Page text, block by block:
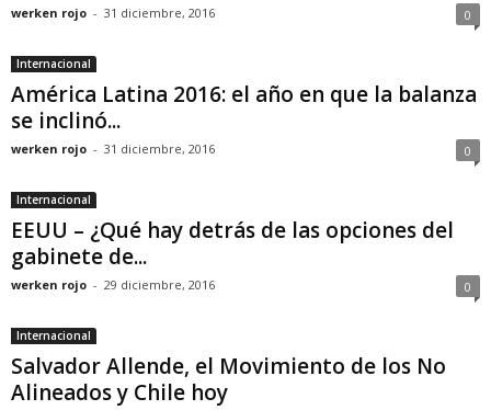
werken rojo - 31 diciembre, 2016 0
Internacional
América Latina 2016: el año en que la balanza
se inclinó...
werken rojo - 31 diciembre, 2016 0
Internacional
EEUU – ¿Qué hay detrás de las opciones del
gabinete de...
werken rojo - 29 diciembre, 2016 0
Internacional
Salvador Allende, el Movimiento de los No
Alineados y Chile hoy